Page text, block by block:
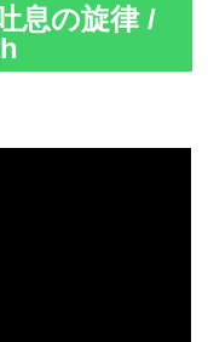
息の旋律 /